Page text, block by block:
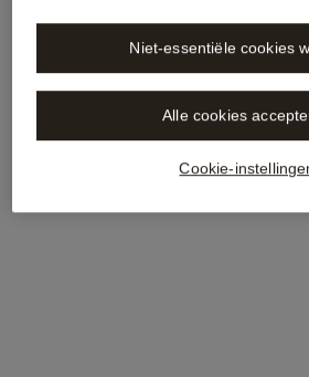
Cookie-
Niet-essentiële cookies
Alle cookies